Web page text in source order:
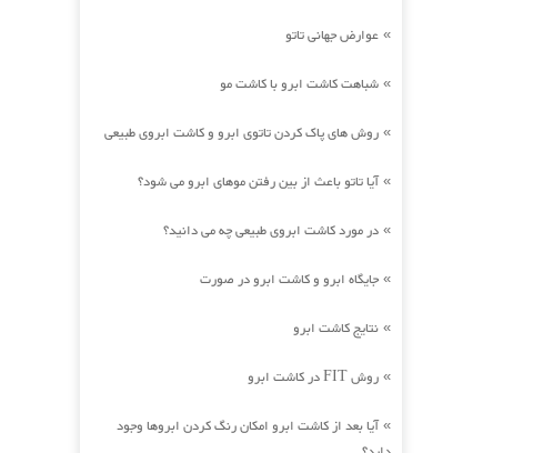
» عوارض جهانی تاتو
» شباهت کاشت ابرو با کاشت مو
» روش های پاک کردن تاتوی ابرو و کاشت ابروی طبیعی
»آیا تاتو باعث از بین رفتن موهای ابرو می شود؟
» در مورد کاشت ابروی طبیعی چه می دانید؟
» جایگاه ابرو و کاشت ابرو در صورت
» نتایج کاشت ابرو
» روش FIT در کاشت ابرو
»آیا بعد از کاشت ابرو امکان رنگ کردن ابروها وجود